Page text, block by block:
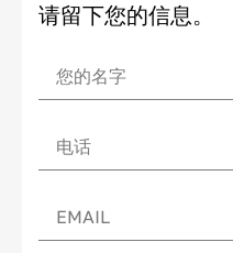
请留下您的信息。